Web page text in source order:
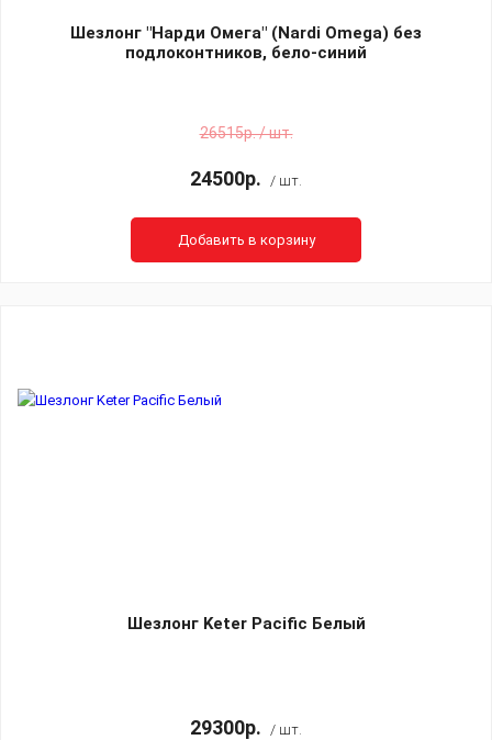
Шезлонг "Нарди Омега" (Nardi Omega) без
подлоконтников, бело-синий
26515р. / шт.
24500р. / шт.
Добавить в корзину
Шезлонг Keter Pacific Белый
29300р. / шт.